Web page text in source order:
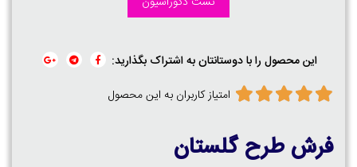
این محصول را با دوستانتان به اشتراک بگذارید:
امتیاز کاربران به این محصول
فرش طرح گلستان